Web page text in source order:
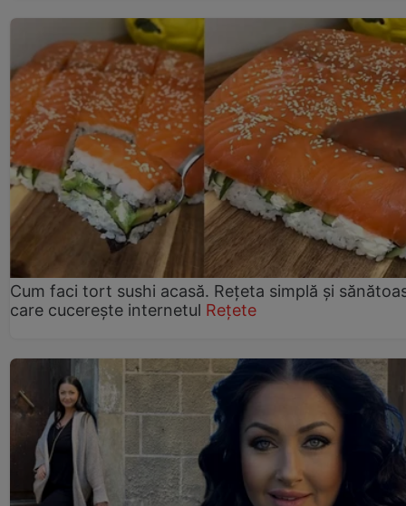
Cum faci tort sushi acasă. Rețeta simplă și
care cucerește internetul Rețete